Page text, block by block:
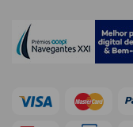
Séruns
Creme de
Anti-